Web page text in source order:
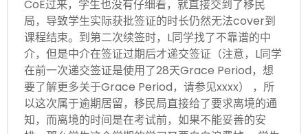
CoE过来，学生也没有仔细看，就直接交到了移民
局，导致学生实际获批签证的时长仍然无法cover到
课程结束。到第二次续签时，L同学找了不靠谱的中
介，但是中介在签证过期后才递交签证（注意，L同学
在前一次递交签证是使用了28天Grace Period，想
要了解更多关于Grace Period，请参见xxxx） ，所
以这次属于逾期居留，移民局直接给了要求离境的通
知，而离境的时间是在考试前，如果不能妥善的安